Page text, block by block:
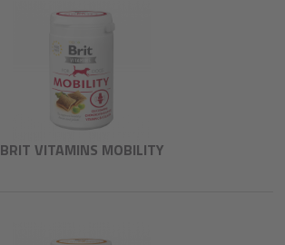
BRIT VITAMINS MOBILITY